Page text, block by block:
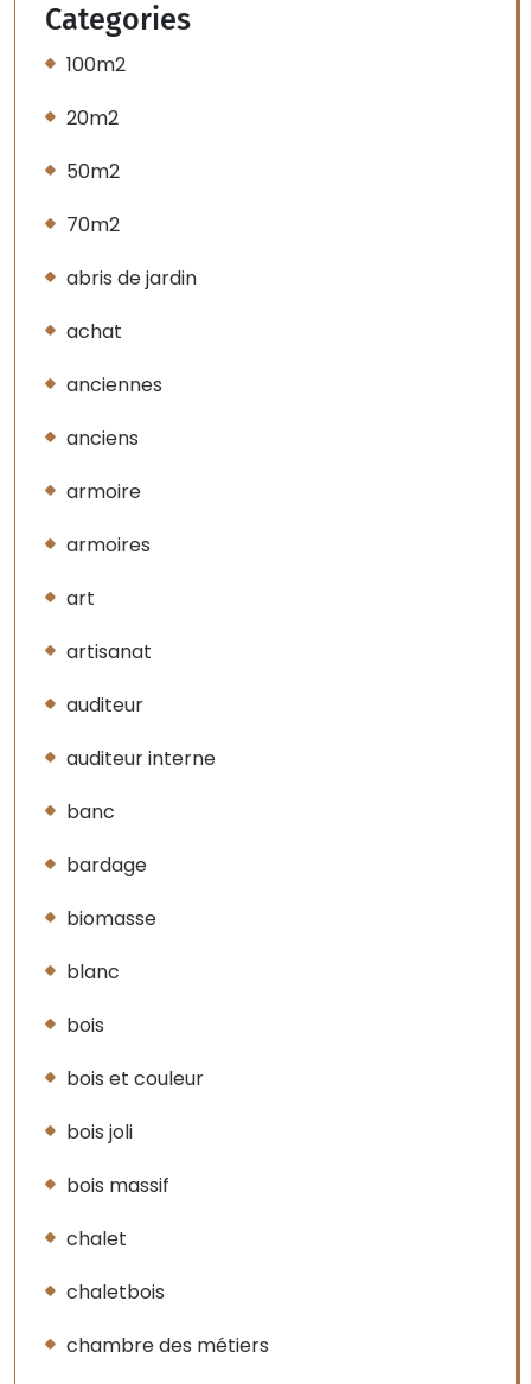
Categories
100m2
20m2
50m2
70m2
abris de jardin
achat
anciennes
anciens
armoire
armoires
art
artisanat
auditeur
auditeur interne
banc
bardage
biomasse
blanc
bois
bois et couleur
bois joli
bois massif
chalet
chaletbois
chambre des métiers